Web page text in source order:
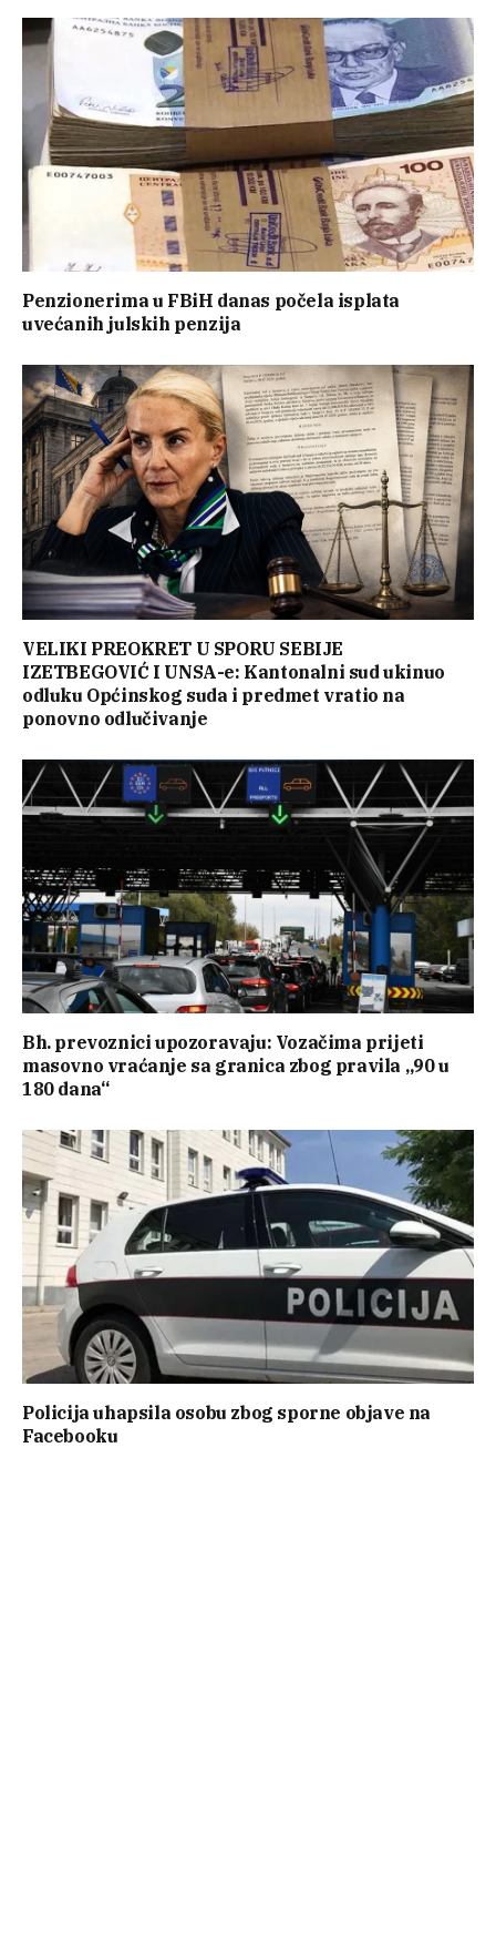
Penzionerima u FBiH danas počela isplata
uvećanih julskih penzija
VELIKI PREOKRET U SPORU SEBIJE
IZETBEGOVIĆ I UNSA-e: Kantonalni sud ukinuo
odluku Općinskog suda i predmet vratio na
ponovno odlučivanje
Bh. prevoznici upozoravaju: Vozačima prijeti
masovno vraćanje sa granica zbog pravila „90 u
180 dana“
Policija uhapsila osobu zbog sporne objave na
Facebooku